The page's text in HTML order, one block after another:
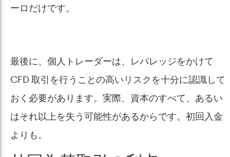
ーロだけです。
最後に、個人トレーダーは、レバレッジをかけて
CFD 取引を行うことの高いリスクを十分に認識して
おく必要があります。実際、資本のすべて、あるい
はそれ以上を失う可能性があるからです。初回入金
よりも。